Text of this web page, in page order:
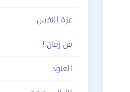
عزة النفس
من زمان !
العنود